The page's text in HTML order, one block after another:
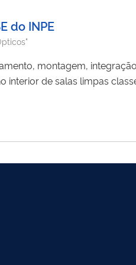
do INPE
montagem,
interior de salas limpas